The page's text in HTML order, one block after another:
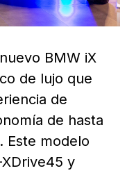
BMW iX
de lujo que
de
de hasta
Este modelo
y